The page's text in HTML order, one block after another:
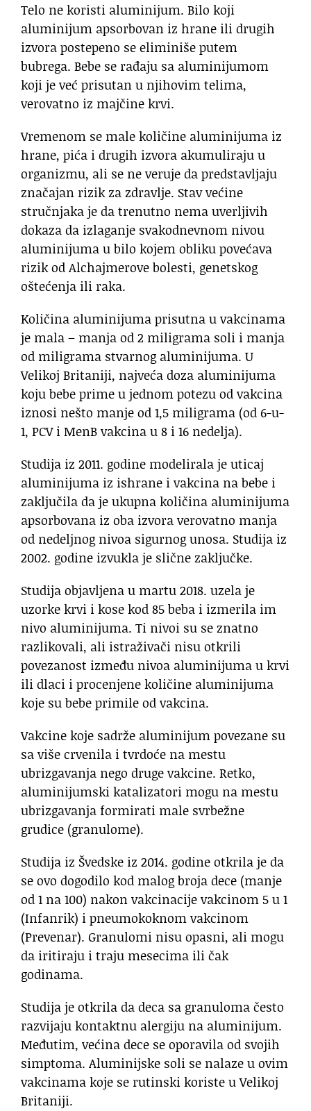
Telo ne koristi aluminijum. Bilo koji
aluminijum apsorbovan iz hrane ili drugih
izvora postepeno se eliminiše putem
bubrega. Bebe se rađaju sa aluminijumom
koji je već prisutan u njihovim telima,
verovatno iz majčine krvi.
Vremenom se male količine aluminijuma iz
hrane, pića i drugih izvora akumuliraju u
organizmu, ali se ne veruje da predstavljaju
značajan rizik za zdravlje. Stav većine
stručnjaka je da trenutno nema uverljivih
dokaza da izlaganje svakodnevnom nivou
aluminijuma u ​​bilo kojem obliku povećava
rizik od Alchajmerove bolesti, genetskog
oštećenja ili raka.
Količina aluminijuma prisutna u vakcinama
je mala – manja od 2 miligrama soli i manja
od miligrama stvarnog aluminijuma. U
Velikoj Britaniji, najveća doza aluminijuma
koju bebe prime u jednom potezu od vakcina
iznosi nešto manje od 1,5 miligrama (od 6-u-
1, PCV i MenB vakcina u 8 i 16 nedelja).
Studija iz 2011. godine modelirala je uticaj
aluminijuma iz ishrane i vakcina na bebe i
zaključila da je ukupna količina aluminijuma
apsorbovana iz oba izvora verovatno manja
od nedeljnog nivoa sigurnog unosa. Studija iz
2002. godine izvukla je slične zaključke.
Studija objavljena u martu 2018. uzela je
uzorke krvi i kose kod 85 beba i izmerila im
nivo aluminijuma. Ti nivoi su se znatno
razlikovali, ali istraživači nisu otkrili
povezanost između nivoa aluminijuma u ​​krvi
ili dlaci i procenjene količine aluminijuma
koje su bebe primile od vakcina.
Vakcine koje sadrže aluminijum povezane su
sa više crvenila i tvrdoće na mestu
ubrizgavanja nego druge vakcine. Retko,
aluminijumski katalizatori mogu na mestu
ubrizgavanja formirati male svrbežne
grudice (granulome).
Studija iz Švedske iz 2014. godine otkrila je da
se ovo dogodilo kod malog broja dece (manje
od 1 na 100) nakon vakcinacije vakcinom 5 u 1
(Infanrik) i pneumokoknom vakcinom
(Prevenar). Granulomi nisu opasni, ali mogu
da iritiraju i traju mesecima ili čak
godinama.
Studija je otkrila da deca sa granuloma često
razvijaju kontaktnu alergiju na aluminijum.
Međutim, većina dece se oporavila od svojih
simptoma. Aluminijske soli se nalaze u ovim
vakcinama koje se rutinski koriste u Velikoj
Britaniji.